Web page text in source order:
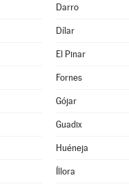
Darro
Dílar
El Pinar
Fornes
Gójar
Guadix
Huéneja
Íllora